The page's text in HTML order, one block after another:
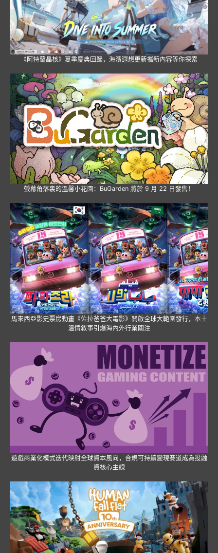
《阿特蘭晶核》夏季慶典回歸，海濱遐想更新攜新內容等你探索
螢幕角落裏的溫馨小花園：BuGarden 將於 9 月 22 日發售！
馬來西亞影史票房動畫《佐拉爸爸大電影》開啟全球大範圍發行，本土
溫情敘事引爆海內外行業關注
遊戲商業化模式迭代映射全球資本風向，合規可持續變現賽道成為投融
資核心主線